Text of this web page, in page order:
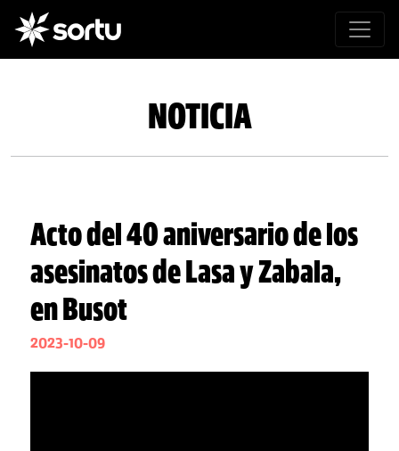
NOTICIA
Acto del 40 aniversario de los
asesinatos de Lasa y Zabala,
en Busot
2023-10-09